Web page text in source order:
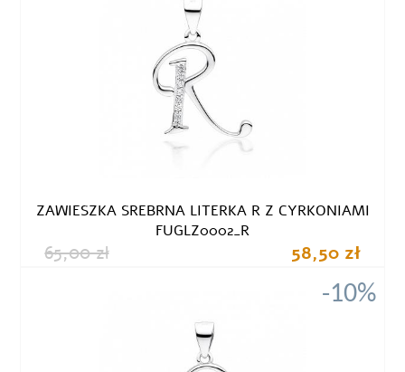
ZAWIESZKA SREBRNA LITERKA R Z CYRKONIAMI
FUGLZ0002_R
65,00 zł 58,50 zł
-10%